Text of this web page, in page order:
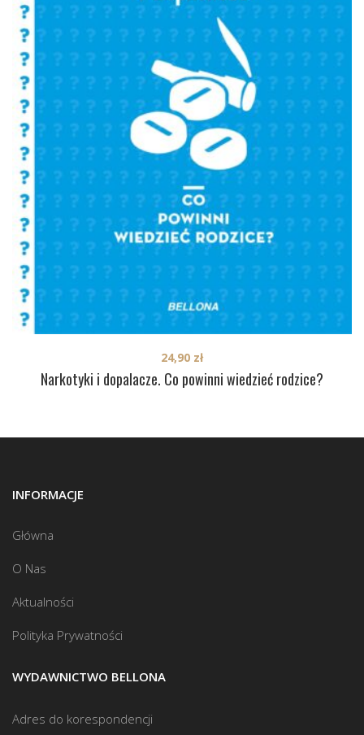
Narkotyki i dopalacze. Co powinni wiedzieć rodzice?
24,90 zł
INFORMACJE
Główna
O Nas
Aktualności
Polityka Prywatności
WYDAWNICTWO BELLONA
Adres do korespondencji